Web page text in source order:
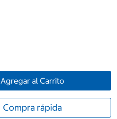
Agregar al Carrito
Compra rápida